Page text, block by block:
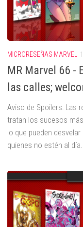
MICRORESEÑAS MARVEL
MR Marvel 66 -
las calles;
Aviso de Spoilers: Las
tratan los sucesos
lo que pueden
quienes no estén al día.